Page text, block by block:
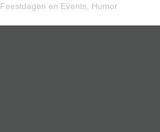
Feestdagen en Events Humor